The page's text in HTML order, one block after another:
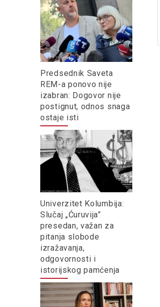
Predsednik Saveta
REM-a ponovo nije
izabran: Dogovor nije
postignut, odnos snaga
ostaje isti
Univerzitet Kolumbija:
Slučaj „Ćuruvija”
presedan, važan za
pitanja slobode
izražavanja,
odgovornosti i
istorijskog pamćenja